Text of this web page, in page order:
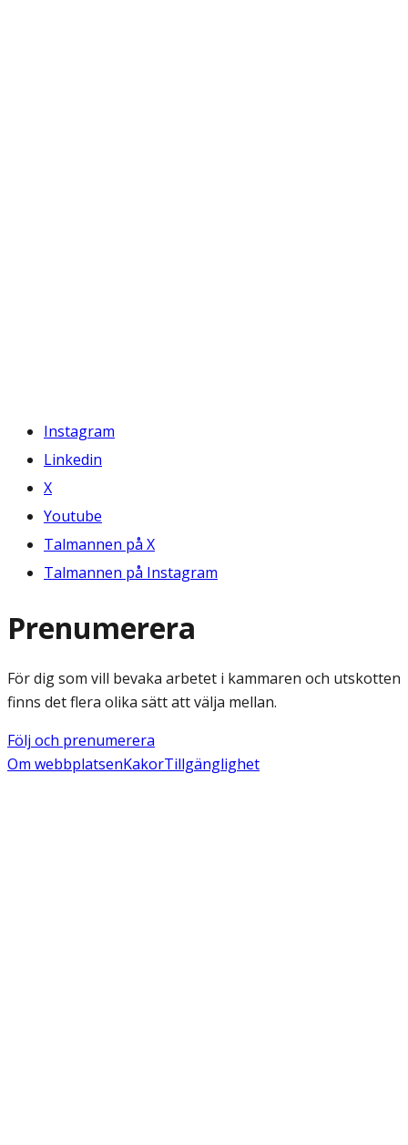
Instagram
Linkedin
X
Youtube
Talmannen på X
Talmannen på Instagram
Prenumerera
För dig som vill bevaka arbetet i kammaren och utskotten
finns det flera olika sätt att välja mellan.
Följ och prenumerera
Om webbplatsenKakorTillgänglighet